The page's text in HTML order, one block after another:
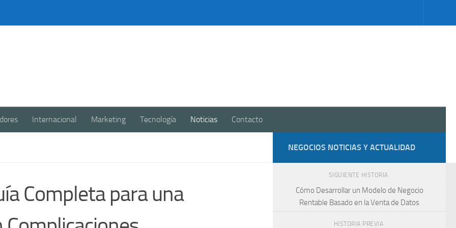
Internacional Marketing Tecnología Noticias Contacto
Completa para una
NEGOCIOS NOTICIAS Y ACTUALIDAD
SIGUIENTE HISTORIA
Cómo Desarrollar un Modelo de Negocio
Rentable Basado en la Venta de Datos
HISTORIA PREVIA